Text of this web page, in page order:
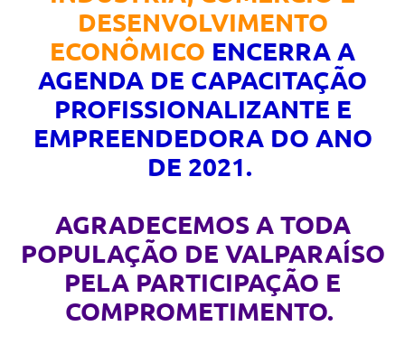
DESENVOLVIMENTO
ECONÔMICO ENCERRA A
AGENDA DE CAPACITAÇÃO
PROFISSIONALIZANTE E
EMPREENDEDORA DO ANO
DE 2021.
AGRADECEMOS A TODA
POPULAÇÃO DE VALPARAÍSO
PELA PARTICIPAÇÃO E
COMPROMETIMENTO.